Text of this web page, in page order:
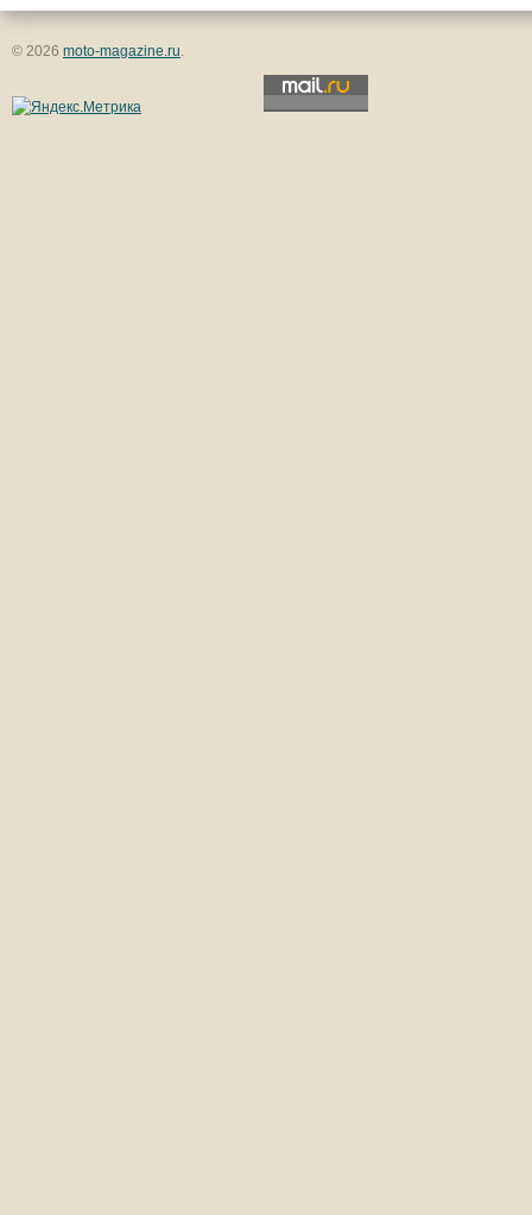
© 2026 moto-magazine.ru.